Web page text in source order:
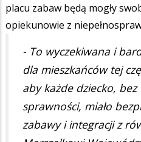
placu zabaw będą mogły
opiekunowie z
- To wyczekiwana i
dla mieszkańców tej
aby każde dziecko,
sprawności, miało
zabawy i integracji z